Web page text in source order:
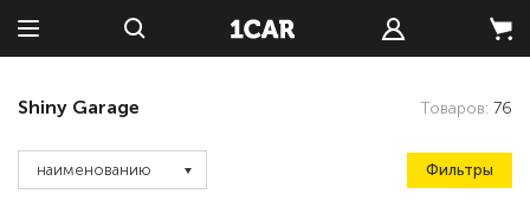
Shiny Garage Товаров: 76
наименованию Фильтры